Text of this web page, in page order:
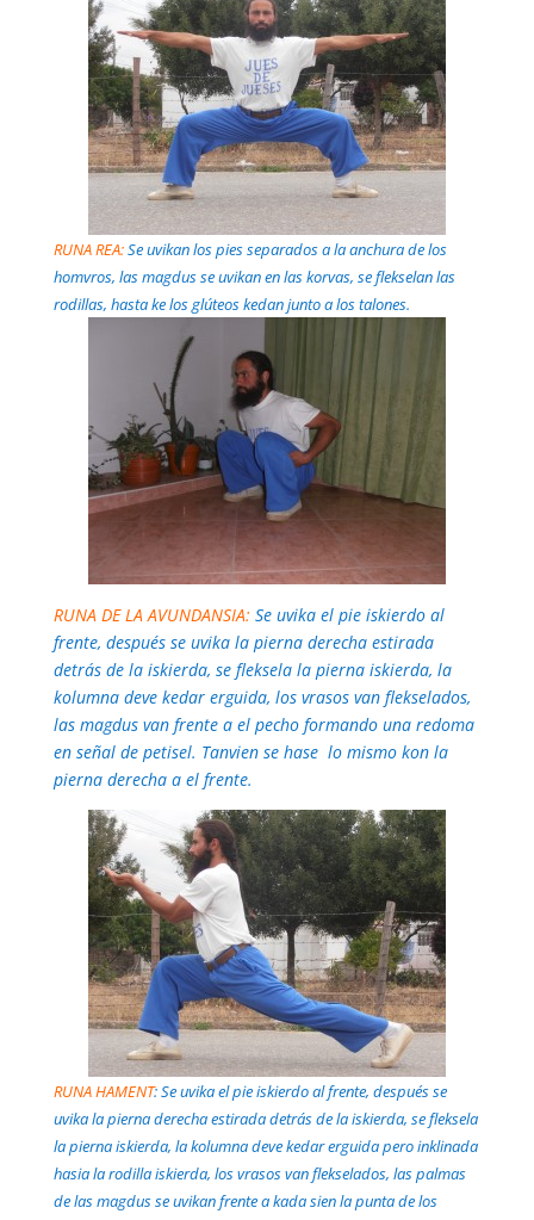
RUNA REA:Se uvikan los pies separados a la anchura de los
homvros, las magdus se uvikan en las korvas, se flekselan las
rodillas, hasta ke los glúteos kedan junto a los talones.
RUNA DE LA AVUNDANSIA: Se uvika el pie iskierdo al
frente, después se uvika la pierna derecha estirada
detrás de la iskierda, se fleksela la pierna iskierda, la
kolumna deve kedar erguida, los vrasos van flekselados,
las magdus van frente a el pecho formando una redoma
en señal de petisel. Tanvien se hase lo mismo kon la
pierna derecha a el frente.
RUNA HAMENT: Se uvika el pie iskierdo al frente, después se
uvika la pierna derecha estirada detrás de la iskierda, se fleksela
la pierna iskierda, la kolumna deve kedar erguida pero inklinada
hasia la rodilla iskierda, los vrasos van flekselados, las palmas
de las magdus se uvikan frente a kada sien la punta de los